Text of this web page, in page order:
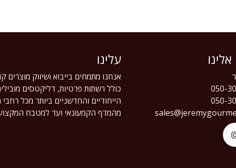
050-
050-
עלינו
אנחנו מתמחים בייבוא ושיווק מוצרים
כולל רשתות פרטיות, דליקטסים
הייחודיים והחדשניים ביותר מכל
מהמדף הקמעונאי ועד למטבח